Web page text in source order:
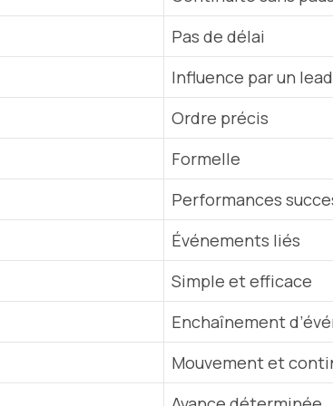
Pas de délai
Influence par un
Ordre précis
Formelle
Performances
Événements liés
Simple et efficace
Enchaînement
Mouvement et